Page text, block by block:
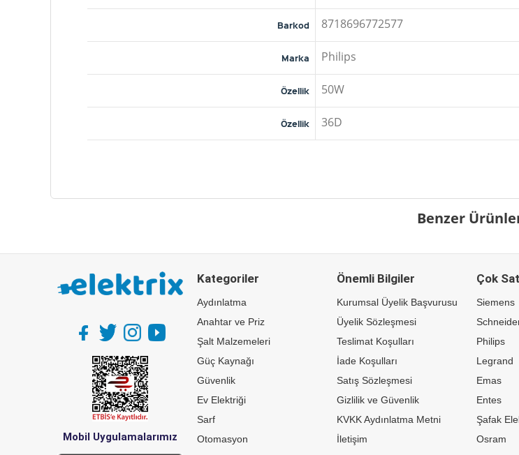
Barkod 8718696772577
Marka Philips
Özellik 50W
Özellik 36D
Benzer
Mobil Uygulamalarımız
Kategoriler
Aydınlatma
Anahtar ve Priz
Şalt Malzemeleri
Güç Kaynağı
Güvenlik
Ev Elektriği
Sarf
Otomasyon
Önemli Bilgiler
Kurumsal Üyelik Başvurusu
Üyelik Sözleşmesi
Teslimat Koşulları
İade Koşulları
Satış Sözleşmesi
Gizlilik ve Güvenlik
KVKK Aydınlatma Metni
İletişim
Çok
Siemens
Philips
Legrand
Emas
Entes
Şafak
Osram